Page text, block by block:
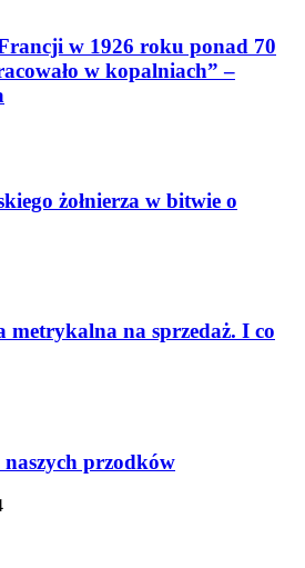
w 1926 roku ponad 70
w kopalniach” –
żołnierza w bitwie o
metrykalna na sprzedaż. I co
naszych przodków